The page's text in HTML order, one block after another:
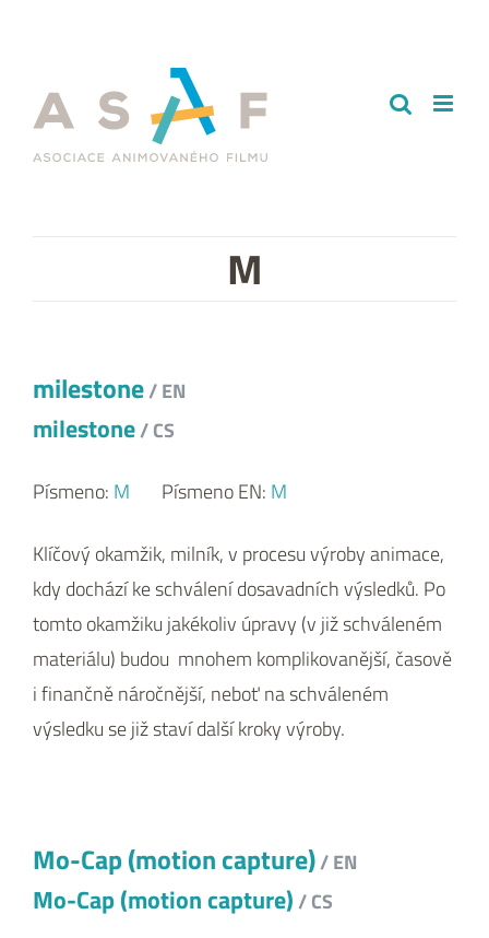
M
milestone/ EN
milestone/ CS
Písmeno: M Písmeno EN: M
Klíčový okamžik, milník, v procesu výroby animace,
kdy dochází ke schválení dosavadních výsledků. Po
tomto okamžiku jakékoliv úpravy (v již schváleném
materiálu) budou mnohem komplikovanější, časově
i finančně náročnější, neboť na schváleném
výsledku se již staví další kroky výroby.
Mo-Cap (motion capture)/ EN
Mo-Cap (motion capture)/ CS